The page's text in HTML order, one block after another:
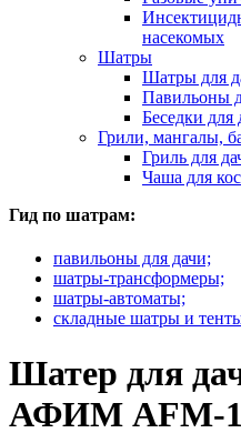
насекомых
Шатры
Шатры для
Павильоны
Беседки для
Грили, мангалы,
Гриль для
Чаша для
Гид по шатрам:
павильоны для дачи;
шатры-трансформеры;
шатры-автоматы;
складные шатры и
Шатер для
АФИМ AFM-